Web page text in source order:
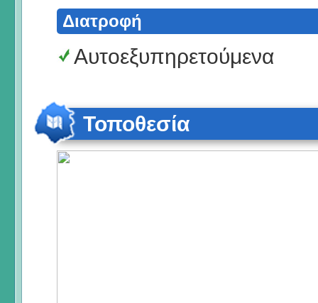
Διατροφή
Αυτοεξυπηρετούμενα
Τοποθεσία